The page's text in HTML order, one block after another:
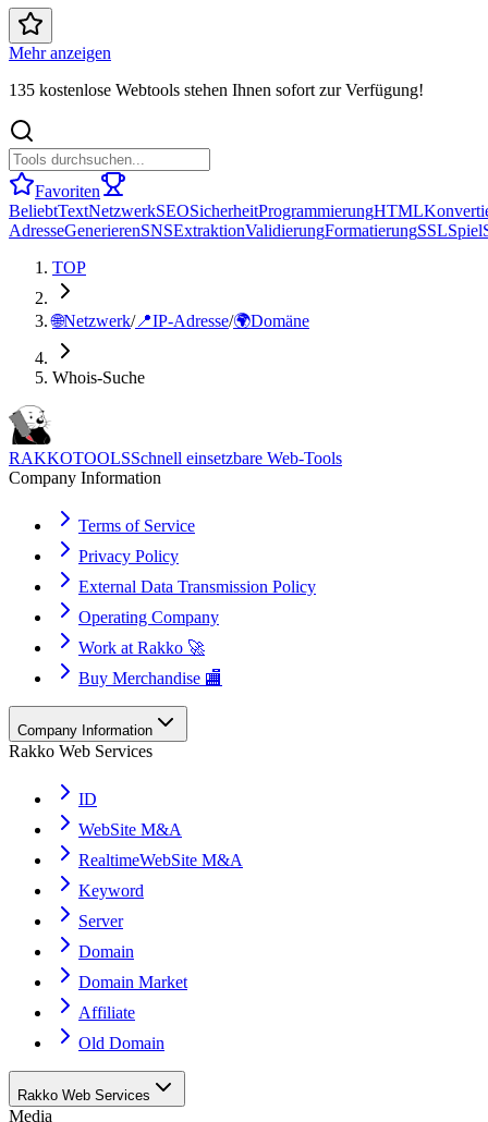
Mehr anzeigen
135 kostenlose Webtools stehen Ihnen sofort zur Verfügung!
Favoriten
BeliebtTextNetzwerkSEOSicherheitProgrammierungHTML
AdresseGenerierenSNSExtraktionValidierungFormatierungSSLSpiel
TOP
🌐Netzwerk/📍IP-Adresse/🌍Domäne
Whois-Suche
RAKKOTOOLSSchnell einsetzbare Web-Tools
Company Information
Terms of Service
Privacy Policy
External Data Transmission Policy
Operating Company
Work at Rakko 🚀
Buy Merchandise 🏬
Company Information
Rakko Web Services
ID
WebSite M&A
RealtimeWebSite M&A
Keyword
Server
Domain
Domain Market
Affiliate
Old Domain
Rakko Web Services
Media